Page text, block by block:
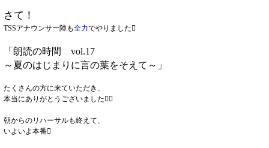
さて！
TSSアナウンサー陣も全力でやりました󾭝
「朗読の時間 vol.17
～夏のはじまりに言の葉をそえて～」
たくさんの方に来ていただき、
本当にありがとうございました󾌺󾬌
朝からのリハーサルも終えて、
いよいよ本番󾓻